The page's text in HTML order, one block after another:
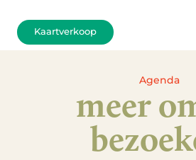
Kaartverkoop
Agenda
meer